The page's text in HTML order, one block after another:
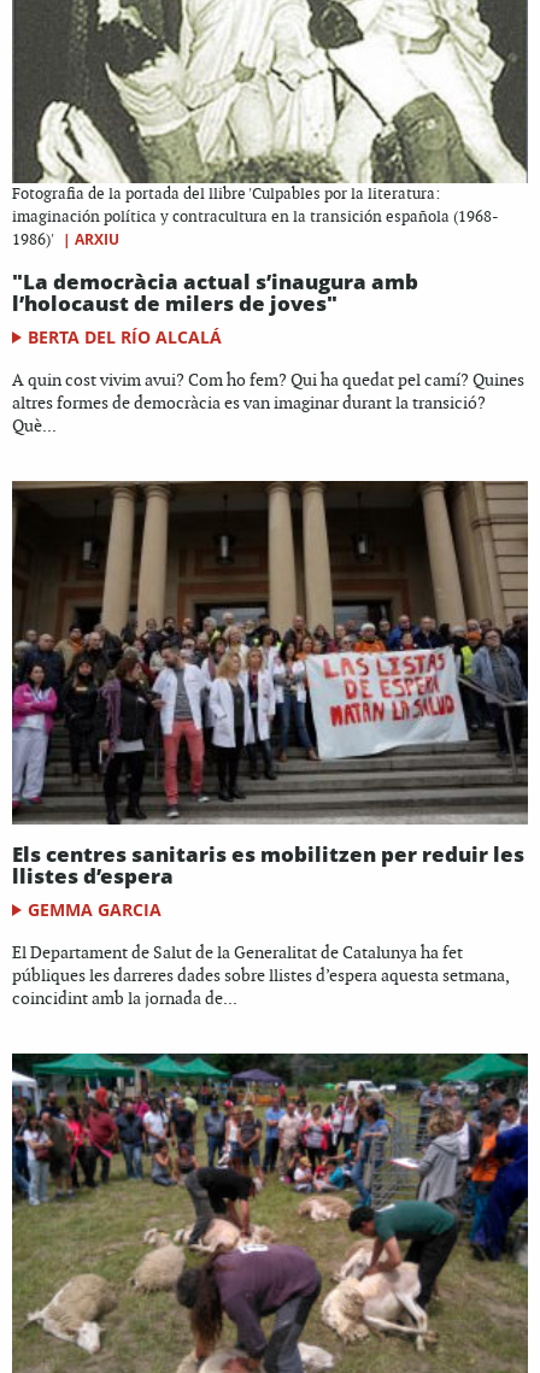
Fotografia de la portada del llibre 'Culpables por la literatura:
imaginación política y contracultura en la transición española (1968-
1986)' | ARXIU
"La democràcia actual s’inaugura amb
l’holocaust de milers de joves"
BERTA DEL RÍO ALCALÁ
A quin cost vivim avui? Com ho fem? Qui ha quedat pel camí? Quines
altres formes de democràcia es van imaginar durant la transició?
Què...
Els centres sanitaris es mobilitzen per reduir les
llistes d’espera
GEMMA GARCIA
El Departament de Salut de la Generalitat de Catalunya ha fet
públiques les darreres dades sobre llistes d’espera aquesta setmana,
coincidint amb la jornada de...